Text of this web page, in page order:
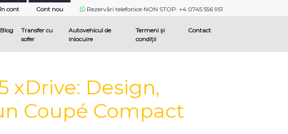
cont Cont nou Rezervări telefonice NON STOP: +4 0745 556 951
Blog
Transfer cu
sofer
Autovehicul de
inlocuire
Termeni și
condiții
Contact
xDrive: Design,
Coupé Compact